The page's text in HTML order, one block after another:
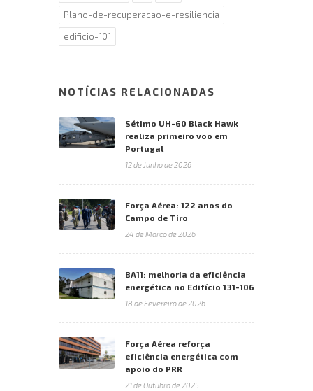
Plano-de-recuperacao-e-resiliencia
edificio-101
NOTÍCIAS RELACIONADAS
Sétimo UH-60 Black Hawk
realiza primeiro voo em
Portugal
12 de Junho de 2026
Força Aérea: 122 anos do
Campo de Tiro
24 de Março de 2026
BA11: melhoria da eficiência
energética no Edifício 131-106
18 de Fevereiro de 2026
Força Aérea reforça
eficiência energética com
apoio do PRR
21 de Outubro de 2025